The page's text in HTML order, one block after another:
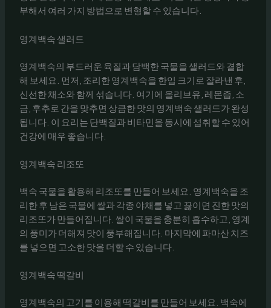
부해서 여러 가지 방법으로 변형할 수 있습니다.
영계백숙 샐러드
영계백숙의 부드러운 육질과 담백한 국물을 샐러드와 결합
해 보세요. 먼저, 조리한 영계백숙을 한입 크기로 잘라낸 후,
신선한 채소와 함께 섞습니다. 여기에 올리브유, 레몬즙, 소
금, 후추로 간을 맞추면 상큼한 맛의 영계백숙 샐러드가 완성
됩니다. 이 요리는 단백질과 비타민을 동시에 섭취할 수 있어
건강에 매우 좋습니다.
영계백숙 리조또
백숙 국물을 활용해 리조또를 만들어 보세요. 영계백숙을 조
리한 후 남은 국물에 쌀과 각종 야채를 넣고 끓이면 진한 맛의
리조또가 만들어집니다. 쌀이 국물을 충분히 흡수하고, 영계
의 풍미가 더해져 맛이 풍부해집니다. 마지막에 파마산 치즈
를 넣으면 고소한 맛을 더할 수 있습니다.
영계백숙 떡갈비
영계백숙의 고기를 이용해 떡갈비를 만들어 보세요. 백숙에